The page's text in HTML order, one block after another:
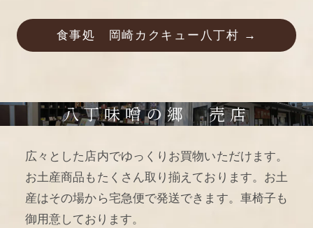
食事処 岡崎カクキュー八丁村 →
八丁味噌の郷 売店
広々とした店内でゆっくりお買物いただけます。
お土産商品もたくさん取り揃えております。お土
産はその場から宅急便で発送できます。車椅子も
御用意しております。